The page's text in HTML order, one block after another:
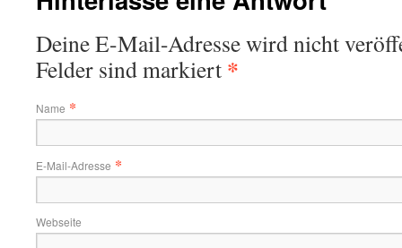
Deine E-Mail-Adresse wird nicht
Felder sind markiert *
Name *
E-Mail-Adresse *
Webseite